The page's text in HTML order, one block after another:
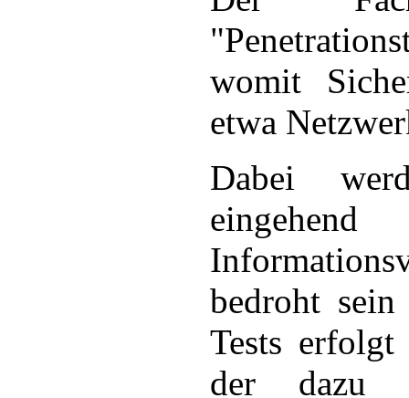
womit
etwa
Dabei
bedroht
Tests
der dazu